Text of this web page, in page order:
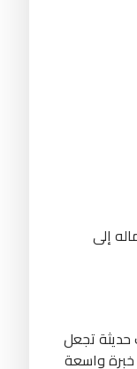
إلى
حديثة تجعل
خبرة واسعة